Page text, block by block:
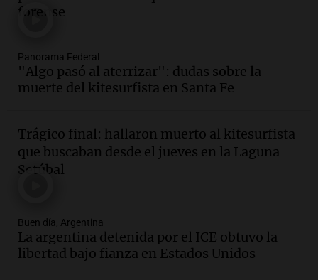
seguridad
Audio.Secuestran 28 bultos de
mercadería extranjera en control
fronterizo en Tucumán
Audio.Mujer de 92 años fallece
mientras esperaba cobrar su jubilación
en San Luis
Audio.Detienen a Sergio Fárez por
abuso sexual: juicio programado para
diciembre de 2025
forense
Panorama Federal
"Algo pasó al aterrizar": dudas sobre la
muerte del kitesurfista en Santa Fe
Trágico final: hallaron muerto al kitesurfista
que buscaban desde el jueves en la Laguna
Setúbal
Buen día, Argentina
La argentina detenida por el ICE obtuvo la
libertad bajo fianza en Estados Unidos